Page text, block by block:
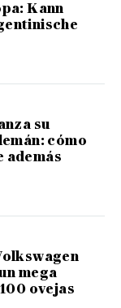
Kann
su
cómo
además
mega
ovejas